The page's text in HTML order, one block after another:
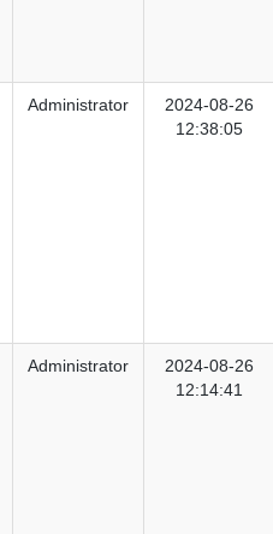
Administrator
2024-08-26
12:38:05
Administrator
2024-08-26
12:14:41